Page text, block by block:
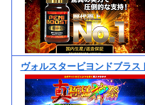
ヴォルスタービヨンドブラス